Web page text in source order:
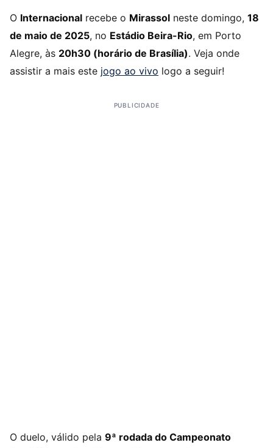
Internacional recebe o Mirassol neste domingo, 18
de maio de 2025, no Estádio Beira-Rio, em Porto
Alegre, às 20h30 (horário de Brasília). Veja onde
assistir a mais este jogo ao vivo logo a seguir!
PUBLICIDADE
O duelo, válido pela 9ª rodada do Campeonato